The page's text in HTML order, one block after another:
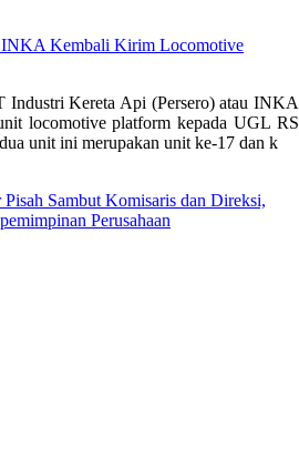
INKA Kembali Kirim Locomotive
Industri Kereta Api (Persero) atau INKA
locomotive platform kepada UGL RS
unit ini merupakan unit ke-17 dan k